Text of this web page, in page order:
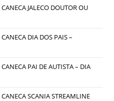
JALECO DOUTOR OU
DIA DOS PAIS –
PAI DE AUTISTA – DIA
SCANIA STREAMLINE